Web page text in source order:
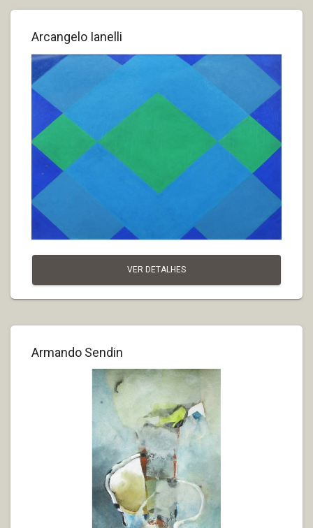
Arcangelo Ianelli
VER DETALHES
Armando Sendin